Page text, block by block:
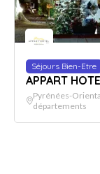
Séjours Bien-Etre
APPART
Pyrénées-
départements